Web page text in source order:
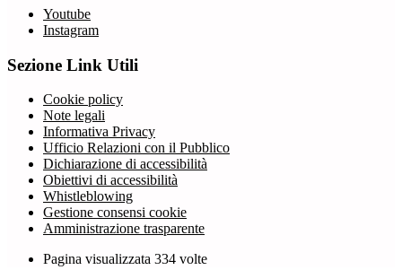
Youtube
Instagram
Sezione Link Utili
Cookie policy
Note legali
Informativa Privacy
Ufficio Relazioni con il Pubblico
Dichiarazione di accessibilità
Obiettivi di accessibilità
Whistleblowing
Gestione consensi cookie
Amministrazione trasparente
Pagina visualizzata 334 volte